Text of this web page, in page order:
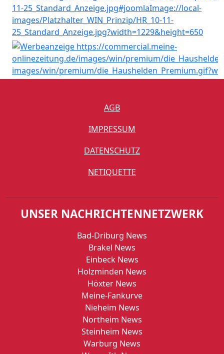
AGB
IMPRESSUM
DATENSCHUTZ
NETIQUETTE
UNSER NACHRICHTENNETZWERK
Bad-Driburg News
Brakel News
Einbeck News
Holzminden News
Höxter News
Meine-Fankurve
Nieheim News
Northeim News
Steinheim News
Warburg News